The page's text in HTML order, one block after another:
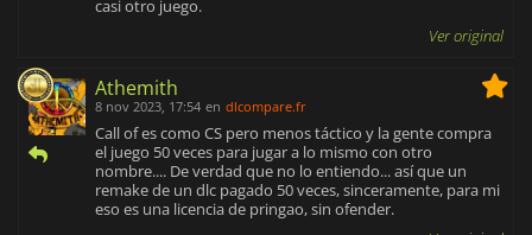
casi otro juego.
Ver original
Athemith
8 nov 2023, 17:54 en dlcompare.fr
Call of es como CS pero menos táctico y la gente compra
el juego 50 veces para jugar a lo mismo con otro
nombre.... De verdad que no lo entiendo... así que un
remake de un dlc pagado 50 veces, sinceramente, para mi
eso es una licencia de pringao, sin ofender.